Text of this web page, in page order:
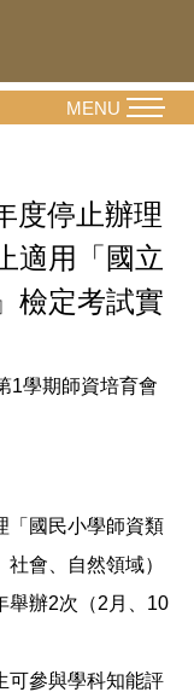
MENU
度停止辦理
適用「國立
檢定考試實
1學期師資培育會
「國民小學師資類
會、自然領域）
舉辦2次（2月、10
可參與學科知能評